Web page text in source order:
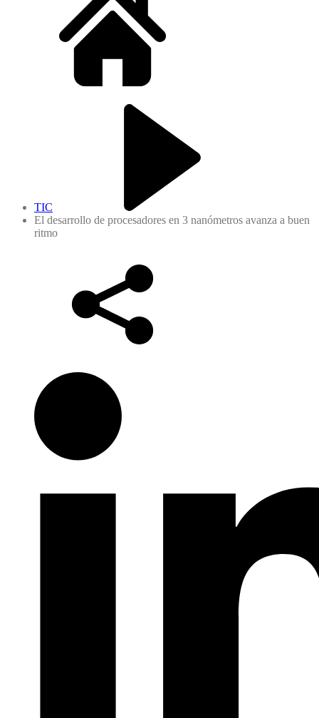
TIC
El desarrollo de procesadores en 3 nanómetros avanza a buen
ritmo